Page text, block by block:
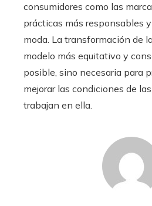
consumidores como las
prácticas más responsables
moda. La transformación de
modelo más equitativo y
posible, sino necesaria para
mejorar las condiciones de
trabajan en ella.